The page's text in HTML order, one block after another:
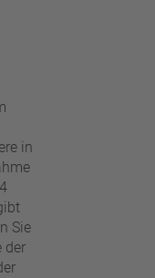
in
Sie
der